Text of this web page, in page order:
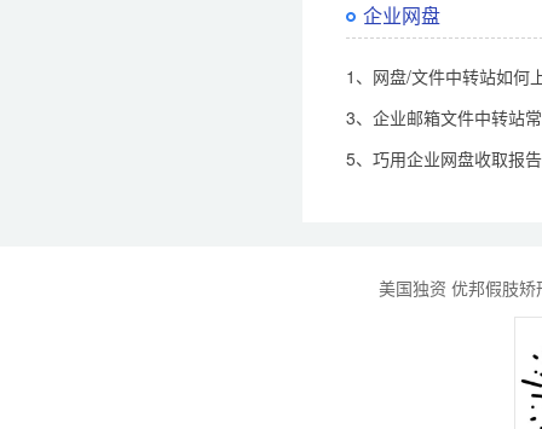
企业网盘
1、网盘/文件中转站如何
3、企业邮箱文件中转站
5、巧用企业网盘收取报
美国独资 优邦假肢